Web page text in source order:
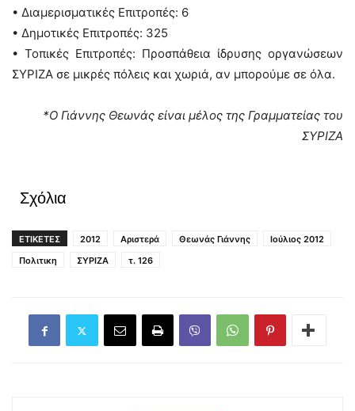
• Διαμερισματικές Επιτροπές: 6
• Δημοτικές Επιτροπές: 325
• Τοπικές Επιτροπές: Προσπάθεια ίδρυσης οργανώσεων
ΣΥΡΙΖΑ σε μικρές πόλεις και χωριά, αν μπορούμε σε όλα.
*Ο Γιάννης Θεωνάς είναι μέλος της Γραμματείας του
ΣΥΡΙΖΑ
Σχόλια
ΕΤΙΚΕΤΕΣ 2012 Αριστερά Θεωνάς Γιάννης
Ιούλιος 2012
Πολιτικη
ΣΥΡΙΖΑ τ. 126